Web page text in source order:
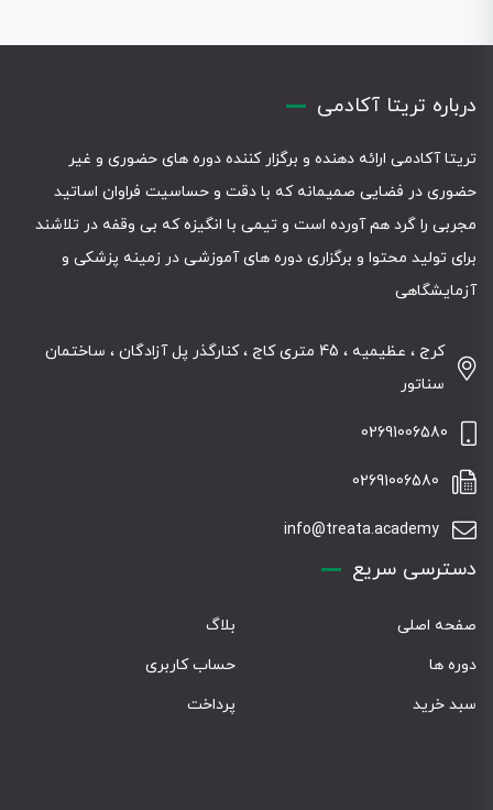
درباره تریتا آکادمی
تریتا آکادمی ارائه دهنده و برگزار کننده دوره های حضوری و غیر
حضوری در فضایی صمیمانه که با دقت و حساسیت فراوان اساتید
مجربی را گرد هم آورده است و تیمی با انگیزه که بی وقفه در تلاشند
برای تولید محتوا و برگزاری دوره های آموزشی در زمینه پزشکی و
آزمایشگاهی
کرج ، عظیمیه ، 45 متری کاج ، کنارگذر پل آزادگان ، ساختمان
سناتور
02691006580
02691006580
info@treata.academy
دسترسی سریع
صفحه اصلی
بلاگ
دوره ها
حساب کاربری
سبد خرید
پرداخت